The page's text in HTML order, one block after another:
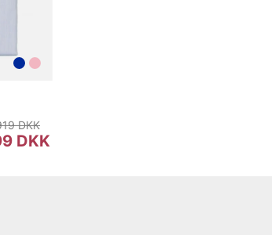
DKK
DKK